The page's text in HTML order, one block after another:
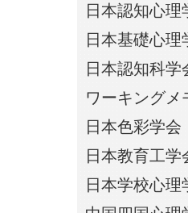
日本認知心理
日本基礎心理
日本認知科学
ワーキングメ
日本色彩学会
日本教育工学
日本学校心理